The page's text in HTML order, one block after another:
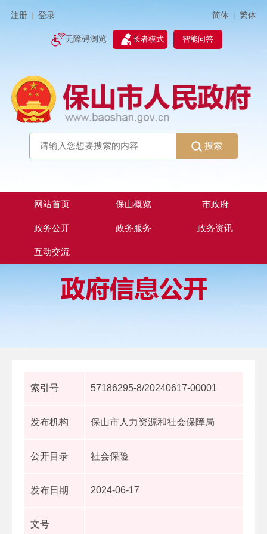
注册 登录 简体 | 繁体
无障碍浏览 长者模式 智能问答
搜索
网站首页 保山概览 市政府
政务公开 政务服务 政务资讯
互动交流
索引号 57186295-8/20240617-00001
发布机构 保山市人力资源和社会保障局
公开目录 社会保险
发布日期 2024-06-17
文号